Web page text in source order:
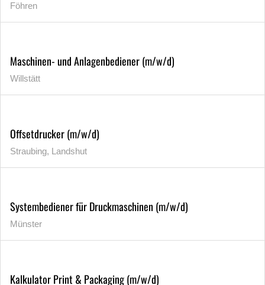
Föhren
Maschinen- und Anlagenbediener (m/w/d)
Willstätt
Offsetdrucker (m/w/d)
Straubing, Landshut
Systembediener für Druckmaschinen (m/w/d)
Münster
Kalkulator Print & Packaging (m/w/d)